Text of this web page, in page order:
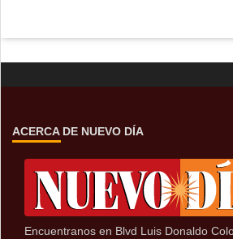
ACERCA DE NUEVO DÍA
Encuentranos en Blvd Luis Donaldo